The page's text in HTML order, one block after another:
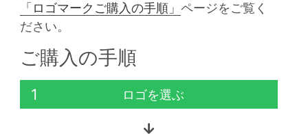
「ロゴマークご購入の手順」ページをご覧く
ださい。
ご購入の手順
1 ロゴを選ぶ